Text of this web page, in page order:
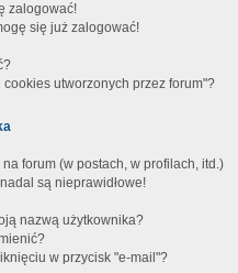
zalogować!
się już zalogować!
utworzonych przez forum"?
forum (w postach, w profilach, itd.)
są nieprawidłowe!
nazwą użytkownika?
w przycisk "e-mail"?